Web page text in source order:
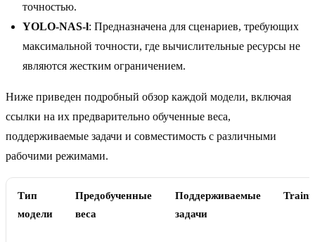
точностью.
YOLO-NAS-l: Предназначена для сценариев, требующих
максимальной точности, где вычислительные ресурсы не
являются жестким ограничением.
Ниже приведен подробный обзор каждой модели, включая
ссылки на их предварительно обученные веса,
поддерживаемые задачи и совместимость с различными
рабочими режимами.
Тип
модели
Предобученные
веса
Поддерживаемые
задачи